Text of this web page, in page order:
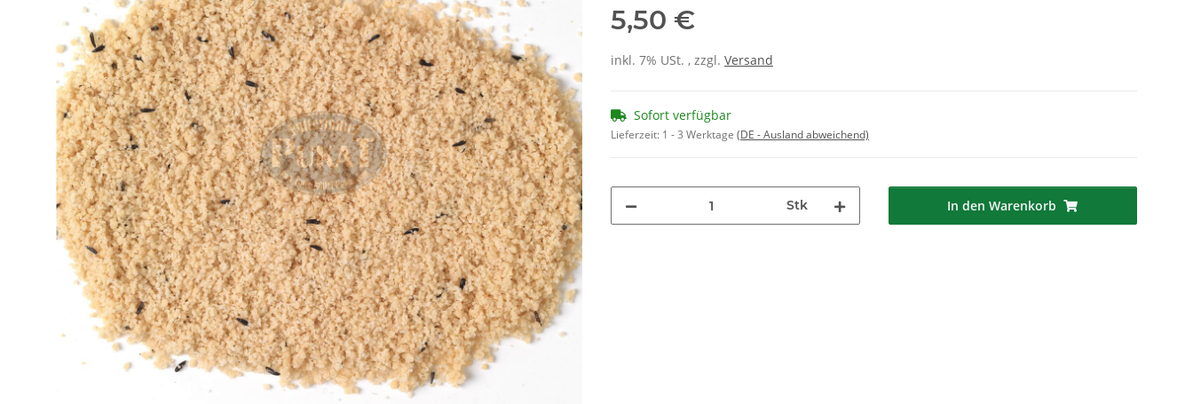
5,50 €
inkl. 7% USt. , zzgl. Versand
Sofort verfügbar
Lieferzeit: 1 - 3 Werktage (DE - Ausland abweichend)
Stk In den Warenkorb